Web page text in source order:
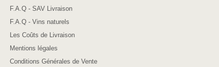
F.A.Q - SAV Livraison
F.A.Q - Vins naturels
Les Coûts de Livraison
Mentions légales
Conditions Générales de Vente